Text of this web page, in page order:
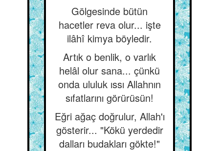
Gölgesinde bütün
hacetler reva olur... işte
ilâhî kimya böyledir.
Artık o benlik, o varlık
helâl olur sana... çünkü
onda ululuk ıssı Allahnın
sıfatlarını görürüsün!
Eğri ağaç doğrulur, Allah'ı
gösterir... "Kökü yerdedir
dalları budakları gökte!"